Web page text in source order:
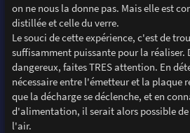
on ne nous la donne pas. Mais elle est
distillée et celle du verre.
Le souci de cette expérience, c'est de
suffisamment puissante pour la réaliser.
dangereux, faites TRES attention. En
nécessaire entre l'émetteur et la plaque
que la décharge se déclenche, et en
d'alimentation, il serait alors possible
l'air.